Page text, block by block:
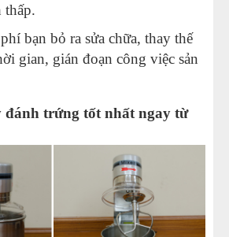
thấp.
bạn bỏ ra sửa chữa, thay thế
gian, gián đoạn công việc sản
đánh trứng tốt nhất ngay từ